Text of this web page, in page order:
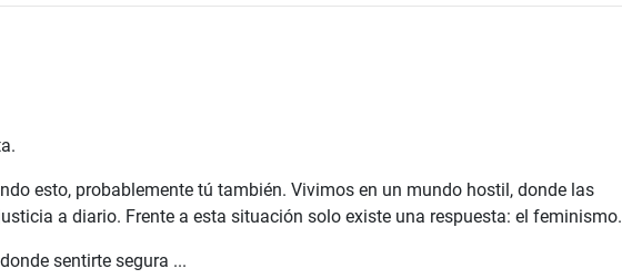
esto, probablemente tú también. Vivimos en un mundo hostil, donde las
a diario. Frente a esta situación solo existe una respuesta: el feminismo.
sentirte segura ...